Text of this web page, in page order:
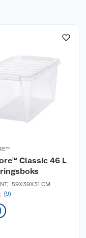
Classic 46 L
, 59X39X31 CM
(9)